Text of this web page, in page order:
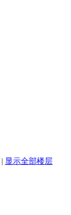
| 显示全部楼层